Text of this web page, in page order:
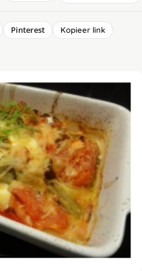
Pinterest
Kopieer link